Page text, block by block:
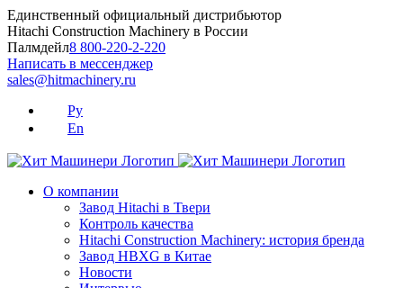
Skip
to
content
Единственный официальный дистрибьютор
Hitachi Construction Machinery в России
Палмдейл8 800-220-2-220
Написать в мессенджер
sales@hitmachinery.ru
Ру
En
О компании
Завод Hitachi в Твери
Контроль качества
Hitachi Construction Machinery: история бренда
Завод HBXG в Китае
Новости